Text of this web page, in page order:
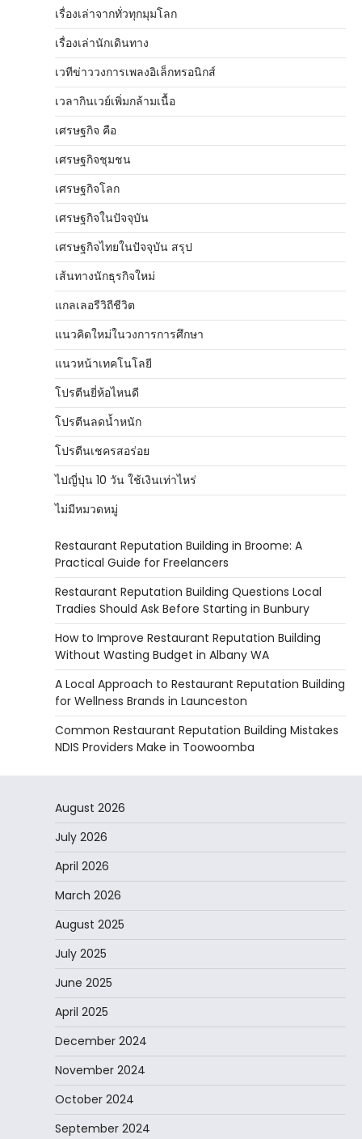
เรื่องเล่าจากทั่วทุกมุมโลก
เรื่องเล่านักเดินทาง
เวทีข่าววงการเพลงอิเล็กทรอนิกส์
เวลากินเวย์เพิ่มกล้ามเนื้อ
เศรษฐกิจ คือ
เศรษฐกิจชุมชน
เศรษฐกิจโลก
เศรษฐกิจในปัจจุบัน
เศรษฐกิจไทยในปัจจุบัน สรุป
เส้นทางนักธุรกิจใหม่
แกลเลอรีวิถีชีวิต
แนวคิดใหม่ในวงการการศึกษา
แนวหน้าเทคโนโลยี
โปรตีนยี่ห้อไหนดี
โปรตีนลดน้ำหนัก
โปรตีนเชครสอร่อย
ไปญี่ปุ่น 10 วัน ใช้เงินเท่าไหร่
ไม่มีหมวดหมู่
Restaurant Reputation Building in Broome: A
Practical Guide for Freelancers
Restaurant Reputation Building Questions Local
Tradies Should Ask Before Starting in Bunbury
How to Improve Restaurant Reputation Building
Without Wasting Budget in Albany WA
A Local Approach to Restaurant Reputation Building
for Wellness Brands in Launceston
Common Restaurant Reputation Building Mistakes
NDIS Providers Make in Toowoomba
August 2026
July 2026
April 2026
March 2026
August 2025
July 2025
June 2025
April 2025
December 2024
November 2024
October 2024
September 2024